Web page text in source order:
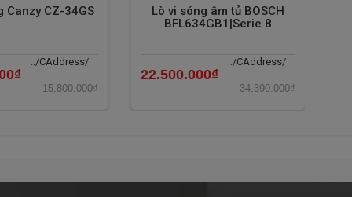
Canzy CZ-34GS
../CAddress/
15.800.000₫
Lò vi sóng âm tủ BOSCH
BFL634GB1|Serie 8
../CAddress/
22.500.000₫
34.390.000₫